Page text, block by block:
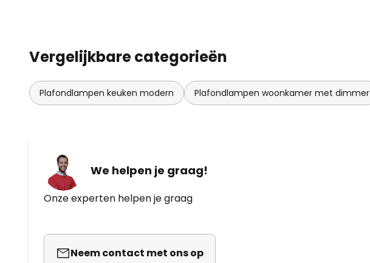
Vergelijkbare categorieën
Plafondlampen keuken modern Plafondlampen woonkamer met dimmer
We helpen je graag!
Onze experten helpen je graag
Neem contact met ons op